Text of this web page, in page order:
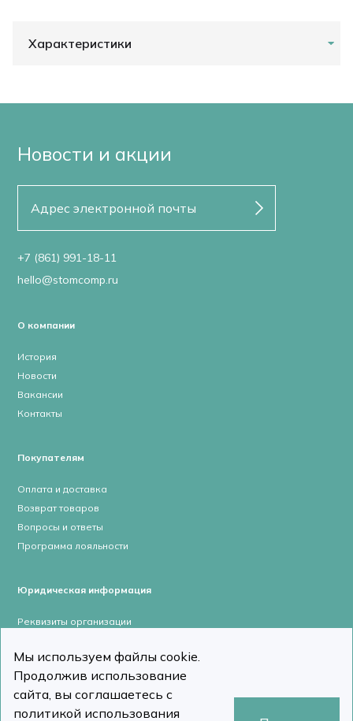
Характеристики
Новости и акции
+7 (861) 991-18-11
hello@stomcomp.ru
О компании
История
Новости
Вакансии
Контакты
Покупателям
Оплата и доставка
Возврат товаров
Вопросы и ответы
Программа лояльности
Юридическая информация
Реквизиты организации
Пользовательское соглашение
Политика конфиденциальности
Мы используем файлы cookie.
Продолжив использование
сайта, вы соглашаетесь с
политикой использования